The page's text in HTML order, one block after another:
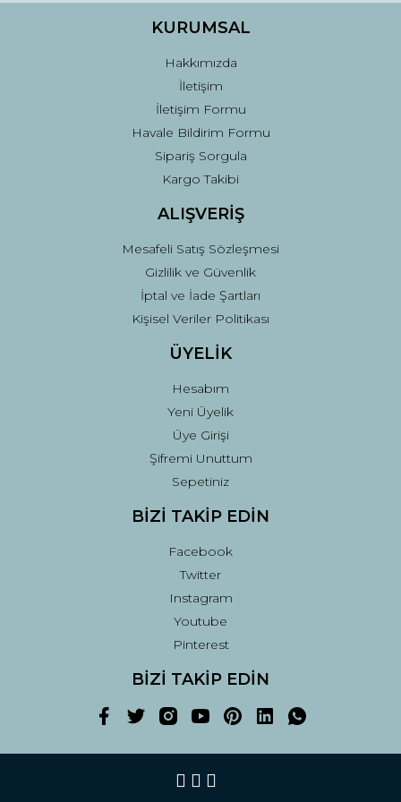
KURUMSAL
Hakkımızda
İletişim
İletişim Formu
Havale Bildirim Formu
Sipariş Sorgula
Kargo Takibi
ALIŞVERİŞ
Mesafeli Satış Sözleşmesi
Gizlilik ve Güvenlik
İptal ve İade Şartları
Kişisel Veriler Politikası
ÜYELİK
Hesabım
Yeni Üyelik
Üye Girişi
Şifremi Unuttum
Sepetiniz
BİZİ TAKİP EDİN
Facebook
Twitter
Instagram
Youtube
Pinterest
BİZİ TAKİP EDİN